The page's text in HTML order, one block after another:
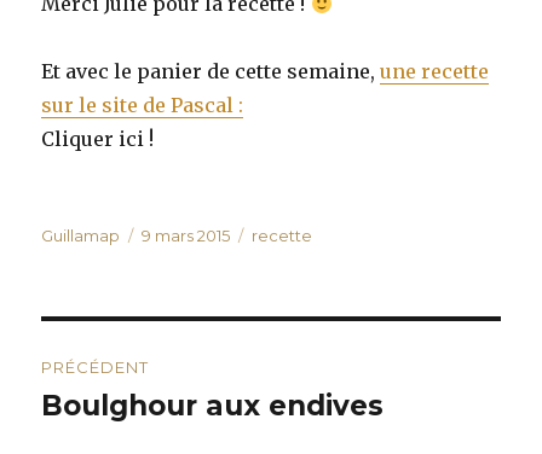
Et avec le panier de cette semaine,une recette
sur le site de Pascal :
Cliquer ici !
Auteur
Guillamap
Publié
9 mars 2015 Catégories
recette
de
PRÉCÉDENT
Publication
Boulghour aux endives